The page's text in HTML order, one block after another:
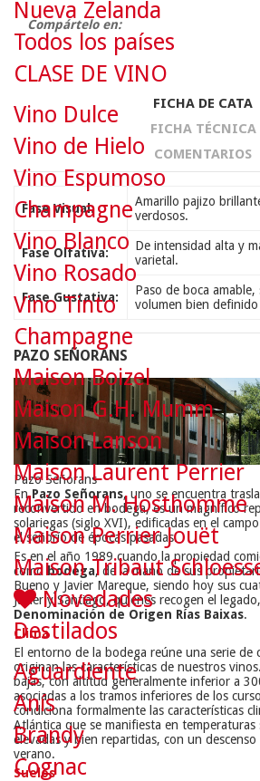
Compártelo en:
FICHA DE CATA
FICHA TÉCNICA
COMENTARIOS
Fase Visual:
Amarillo pajizo
verdosos.
Fase Olfativa:
De intensidad alta y
varietal.
Fase Gustativa:
Paso de boca
volumen bien
PAZO SEÑORANS
Pazo Señorans
EnPazo Señorans, uno se encuentra
reconvertido en bodega, es un magnífico
solariegas (siglo XVI), edificadas en el
el señorío de épocas pasadas.
Es en el año 1989 cuando la propiedad
como bodega, de la mano de sus
Bueno y Javier Mareque, siendo hoy sus
Javier y Santiago, quienes recogen el
Denominación de Origen Rías Baixas.
Clima
El entorno de la bodega reúne una serie de
originan las características de nuestros
bajas, con altitud generalmente inferior a
asociadas a los tramos inferiores de los
condiciona formalmente las características
Atlántica que se manifiesta en temperaturas
elevadas y bien repartidas, con un
verano.
Suelos
Nueva Zelanda
Todos los países
CLASE DE VINO
Vino Dulce
Vino de Hielo
Vino Espumoso
Champagne
Vino Blanco
Vino Rosado
Vino Tinto
Champagne
Maison Boizel
Maison G.H. Mumm
Maison Lanson
Maison Laurent Perrier
Maison M. Hosthomme
Maison Perrier Jouët
Maison Tribaut
Novedades
Destilados
Aguardiente
Anís
Brandy
Cognac